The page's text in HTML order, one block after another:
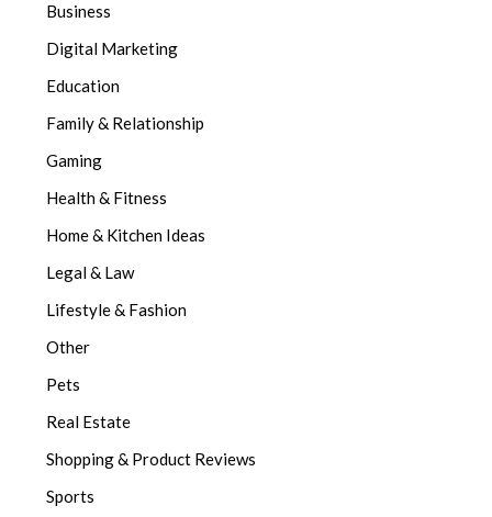
Business
Digital Marketing
Education
Family & Relationship
Gaming
Health & Fitness
Home & Kitchen Ideas
Legal & Law
Lifestyle & Fashion
Other
Pets
Real Estate
Shopping & Product Reviews
Sports